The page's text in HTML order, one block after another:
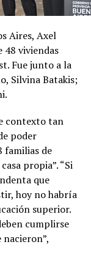
Aires, Axel
48 viviendas
Fue junto a la
Silvina Batakis;
contexto tan
poder
familias de
propia”. “Si
que
hoy no habría
superior.
cumplirse